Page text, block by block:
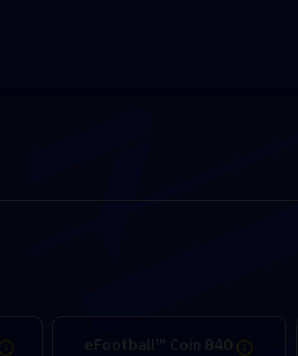
eFootball™ Coin 840